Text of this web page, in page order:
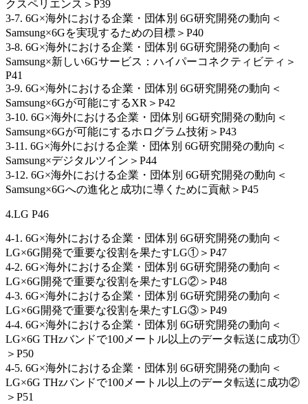
クスペリエンス＞P39
3-7. 6G×海外における企業・団体別 6G研究開発の動向＜
Samsung×6Gを実現するための目標＞P40
3-8. 6G×海外における企業・団体別 6G研究開発の動向＜
Samsung×新しい6Gサービス：ハイパーコネクティビティ＞
P41
3-9. 6G×海外における企業・団体別 6G研究開発の動向＜
Samsung×6Gが可能にするXR＞P42
3-10. 6G×海外における企業・団体別 6G研究開発の動向＜
Samsung×6Gが可能にするホログラム技術＞P43
3-11. 6G×海外における企業・団体別 6G研究開発の動向＜
Samsung×デジタルツイン＞P44
3-12. 6G×海外における企業・団体別 6G研究開発の動向＜
Samsung×6Gへの進化と成功に導くために貢献＞P45
4.LG P46
4-1. 6G×海外における企業・団体別 6G研究開発の動向＜
LG×6G開発で重要な役割を果たすLG①＞P47
4-2. 6G×海外における企業・団体別 6G研究開発の動向＜
LG×6G開発で重要な役割を果たすLG②＞P48
4-3. 6G×海外における企業・団体別 6G研究開発の動向＜
LG×6G開発で重要な役割を果たすLG③＞P49
4-4. 6G×海外における企業・団体別 6G研究開発の動向＜
LG×6G THzバンドで100メートル以上のデータ転送に成功①
＞P50
4-5. 6G×海外における企業・団体別 6G研究開発の動向＜
LG×6G THzバンドで100メートル以上のデータ転送に成功②
＞P51